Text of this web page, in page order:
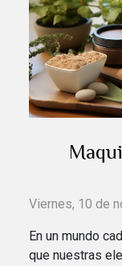
Viernes, 10 de
En un mundo
que nuestras